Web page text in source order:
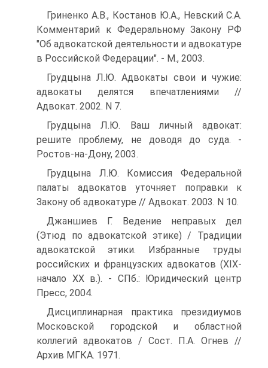
Гриненко А.В., Костанов Ю.А., Невский С.А.
Комментарий к Федеральному Закону РФ
"Об адвокатской деятельности и адвокатуре
в Российской Федерации". - М., 2003.
Грудцына Л.Ю. Адвокаты свои и чужие:
адвокаты делятся впечатлениями //
Адвокат. 2002. N 7.
Грудцына Л.Ю. Ваш личный адвокат:
решите проблему, не доводя до суда. -
Ростов-на-Дону, 2003.
Грудцына Л.Ю. Комиссия Федеральной
палаты адвокатов уточняет поправки к
Закону об адвокатуре // Адвокат. 2003. N 10.
Джаншиев Г. Ведение неправых дел
(Этюд по адвокатской этике) / Традиции
адвокатской этики. Избранные труды
российских и французских адвокатов (XIX-
начало XX в.). - СПб.: Юридический центр
Пресс, 2004.
Дисциплинарная практика президиумов
Московской городской и областной
коллегий адвокатов / Сост. П.А. Огнев //
Архив МГКА. 1971.